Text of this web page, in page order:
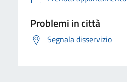
Problemi in città
Segnala disservizio